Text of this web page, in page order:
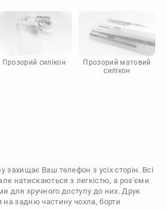
Прозорий силікон
Прозорий матовий
силікон
захищає Ваш телефон з усіх сторін. Всі
натискаються з легкістю, а роз'єми
для зручного доступу до них. Друк
задню частину чохла, борти